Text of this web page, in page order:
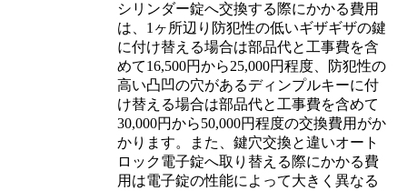
シリンダー錠へ交換する際にかかる費用
は、1ヶ所辺り防犯性の低いギザギザの鍵
に付け替える場合は部品代と工事費を含
めて16,500円から25,000円程度、防犯性の
高い凸凹の穴があるディンプルキーに付
け替える場合は部品代と工事費を含めて
30,000円から50,000円程度の交換費用がか
かります。また、鍵穴交換と違いオート
ロック電子錠へ取り替える際にかかる費
用は電子錠の性能によって大きく異なる